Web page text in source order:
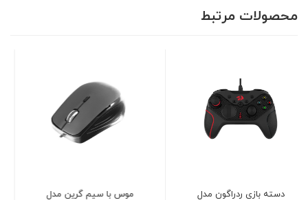
محصولات مرتبط
موس با سیم گرین مدل کیبورد با سیم گرین مدل